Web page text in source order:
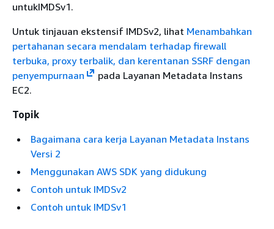
untukIMDSv1.
Untuk tinjauan ekstensif IMDSv2, lihat Menambahkan
pertahanan secara mendalam terhadap firewall
terbuka, proxy terbalik, dan kerentanan SSRF dengan
penyempurnaan
pada Layanan Metadata Instans
EC2.
Topik
Bagaimana cara kerja Layanan Metadata Instans
Versi 2
Menggunakan AWS SDK yang didukung
Contoh untuk IMDSv2
Contoh untuk IMDSv1